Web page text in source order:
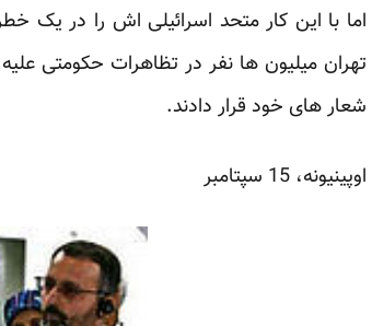
اما با این کار متحد اسرائیلی اش را در یک
تهران میلیون ها نفر در تظاهرات حکومتی
شعار های خود قرار دادند.
اوپینیونه،